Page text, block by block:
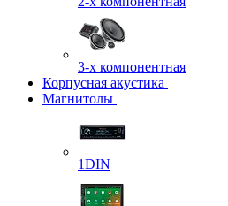
3-х компонентная
Корпусная акустика
Магнитолы
1DIN